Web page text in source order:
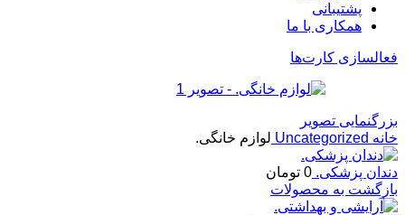
پشتیبانی
همکاری با ما
فعالسازی کارت‌ها
بزرگنمایی تصویر
خانه Uncategorized لوازم خانگی.
دندان پزشکی. 0 تومان
بازگشت به محصولات